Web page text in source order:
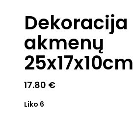
Dekoracija
akmenų
25x17x10cm
17.80 €
Liko 6